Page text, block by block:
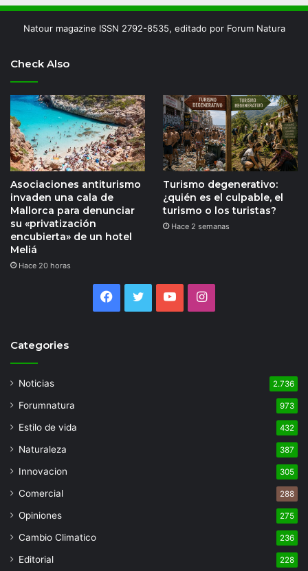
Natour magazine ISSN 2792-8535, editado por Forum Natura
Check Also
Asociaciones antiturismo
invaden una cala de
Mallorca para denunciar
su «privatización
encubierta» de un hotel
Meliá
Hace 20 horas
Turismo degenerativo:
¿quién es el culpable, el
turismo o los turistas?
Hace 2 semanas
Facebook
TwitterYouTubeInstagram
Categories
Noticias 2.736
Forumnatura 973
Estilo de vida 432
Naturaleza 387
Innovacion 305
Comercial 288
Opiniones 275
Cambio Climatico 236
Editorial 228